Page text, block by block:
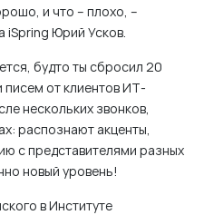
и что – плохо, –
iSpring Юрий Усков.
будто ты сбросил 20
писем от клиентов ИТ-
нескольких звонков,
распознают акценты,
с представителями разных
новый уровень!
в Институте